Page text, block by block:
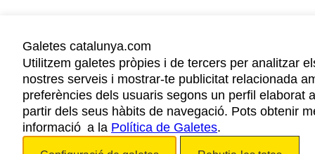
Galetes catalunya.com
Utilitzem galetes pròpies i de tercers per analitzar
nostres serveis i mostrar-te publicitat relacionada
preferències dels usuaris segons un perfil elaborat a
partir dels seus hàbits de navegació. Pots obtenir
informació a la Política de Galetes.